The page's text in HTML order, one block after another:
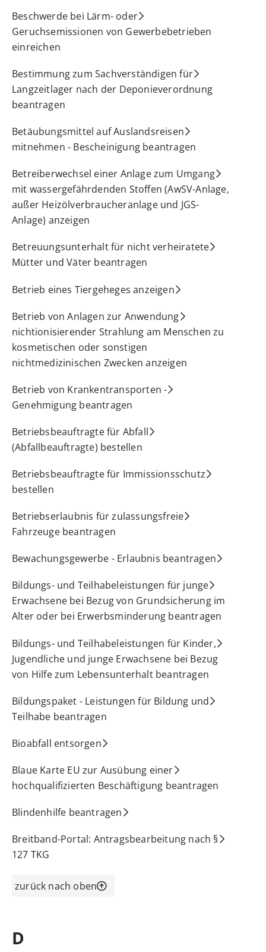
Beschwerde bei Lärm- oder
Geruchsemissionen von Gewerbebetrieben
einreichen
Bestimmung zum Sachverständigen für
Langzeitlager nach der Deponieverordnung
beantragen
Betäubungsmittel auf Auslandsreisen
mitnehmen - Bescheinigung beantragen
Betreiberwechsel einer Anlage zum Umgang
mit wassergefährdenden Stoffen (AwSV-Anlage,
außer Heizölverbraucheranlage und JGS-
Anlage) anzeigen
Betreuungsunterhalt für nicht verheiratete
Mütter und Väter beantragen
Betrieb eines Tiergeheges anzeigen
Betrieb von Anlagen zur Anwendung
nichtionisierender Strahlung am Menschen zu
kosmetischen oder sonstigen
nichtmedizinischen Zwecken anzeigen
Betrieb von Krankentransporten -
Genehmigung beantragen
Betriebsbeauftragte für Abfall
(Abfallbeauftragte) bestellen
Betriebsbeauftragte für Immissionsschutz
bestellen
Betriebserlaubnis für zulassungsfreie
Fahrzeuge beantragen
Bewachungsgewerbe - Erlaubnis beantragen
Bildungs- und Teilhabeleistungen für junge
Erwachsene bei Bezug von Grundsicherung im
Alter oder bei Erwerbsminderung beantragen
Bildungs- und Teilhabeleistungen für Kinder,
Jugendliche und junge Erwachsene bei Bezug
von Hilfe zum Lebensunterhalt beantragen
Bildungspaket - Leistungen für Bildung und
Teilhabe beantragen
Bioabfall entsorgen
Blaue Karte EU zur Ausübung einer
hochqualifizierten Beschäftigung beantragen
Blindenhilfe beantragen
Breitband-Portal: Antragsbearbeitung nach §
127 TKG
zurück nach oben
D